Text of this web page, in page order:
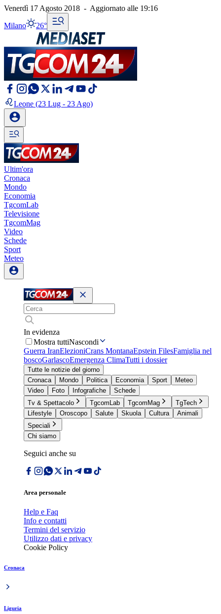
Venerdì 17 Agosto 2018 - Aggiornato alle 19:16
Milano 26°
Leone (23 Lug - 23 Ago)
Ultim'ora
Cronaca
Mondo
Economia
TgcomLab
Televisione
TgcomMag
Video
Schede
Sport
Meteo
In evidenza
Mostra tuttiNascondi
Guerra IranElezioniCrans MontanaEpstein FilesFamiglia nel
boscoGarlascoEmergenza ClimaTutti i dossier
Tutte le notizie del giorno
Cronaca
Mondo Politica Economia Sport
Meteo
Video
Foto Infografiche
Schede
Tv & Spettacolo
TgcomLab TgcomMag
TgTech
Lifestyle
Oroscopo Salute Skuola Cultura
Animali
Speciali
Chi siamo
Seguici anche su
Area personale
Help e Faq
Info e contatti
Termini del servizio
Utilizzo dati e privacy
Cookie Policy
Cronaca
Liguria